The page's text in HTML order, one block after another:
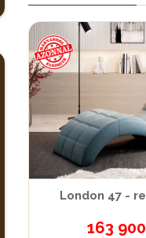
London 47 -
163